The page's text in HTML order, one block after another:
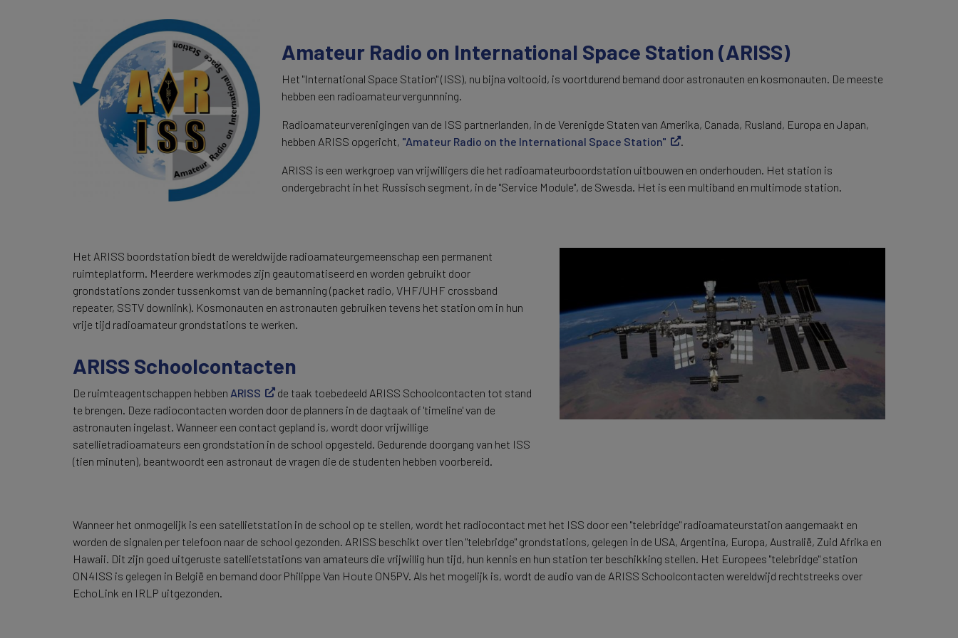
Amateur Radio on International Space Station (ARISS)
Het "International Space Station" (ISS), nu bijna voltooid, is voortdurend bemand door astronauten en kosmonauten. De meeste
hebben een radioamateurvergunnning.
Radioamateurverenigingen van de ISS partnerlanden, in de Verenigde Staten van Amerika, Canada, Rusland, Europa en Japan,
hebben ARISS opgericht, "Amateur Radio on the International Space Station" .
ARISS is een werkgroep van vrijwilligers die het radioamateurboordstation uitbouwen en onderhouden. Het station is
ondergebracht in het Russisch segment, in de "Service Module", de Swesda. Het is een multiband en multimode station.
Het ARISS boordstation biedt de wereldwijde radioamateurgemeenschap een permanent
ruimteplatform. Meerdere werkmodes zijn geautomatiseerd en worden gebruikt door
grondstations zonder tussenkomst van de bemanning (packet radio, VHF/UHF crossband
repeater, SSTV downlink). Kosmonauten en astronauten gebruiken tevens het station om in hun
vrije tijd radioamateur grondstations te werken.
ARISS Schoolcontacten
De ruimteagentschappen hebben ARISS
de taak toebedeeld ARISS Schoolcontacten tot stand
te brengen. Deze radiocontacten worden door de planners in de dagtaak of 'timeline' van de
astronauten ingelast. Wanneer een contact gepland is, wordt door vrijwillige
satellietradioamateurs een grondstation in de school opgesteld. Gedurende doorgang van het ISS
(tien minuten), beantwoordt een astronaut de vragen die de studenten hebben voorbereid.
Wanneer het onmogelijk is een satellietstation in de school op te stellen, wordt het radiocontact met het ISS door een "telebridge" radioamateurstation aangemaakt en
worden de signalen per telefoon naar de school gezonden. ARISS beschikt over tien "telebridge" grondstations, gelegen in de USA, Argentina, Europa, Australië, Zuid Afrika en
Hawaii. Dit zijn goed uitgeruste satellietstations van amateurs die vrijwillig hun tijd, hun kennis en hun station ter beschikking stellen. Het Europees "telebridge" station
ON4ISS is gelegen in België en bemand door Philippe Van Houte ON5PV. Als het mogelijk is, wordt de audio van de ARISS Schoolcontacten wereldwijd rechtstreeks over
EchoLink en IRLP uitgezonden.